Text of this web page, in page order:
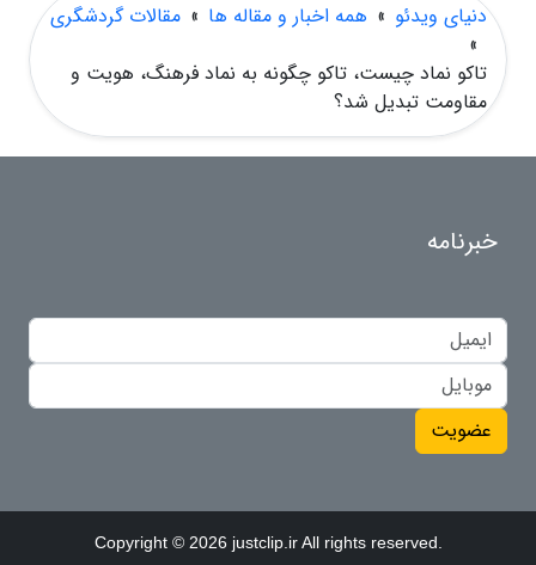
دنیای ویدئو » همه اخبار و مقاله ها » مقالات گردشگری
»
تاکو نماد چیست، تاکو چگونه به نماد فرهنگ، هویت و
مقاومت تبدیل شد؟
خبرنامه
عضویت
Copyright © 2026 justclip.ir All rights reserved.